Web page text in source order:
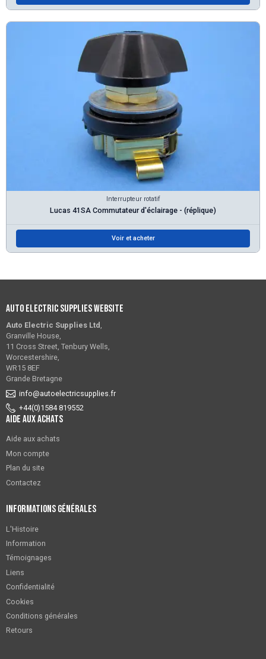
Interrupteur rotatif
Lucas 41SA Commutateur d'éclairage - (réplique)
Voir et acheter
Auto Electric Supplies Website
Auto Electric Supplies Ltd ,
Granville House,
11 Cross Street, Tenbury Wells,
Worcestershire,
WR15 8EF
Grande Bretagne
info@autoelectricsupplies.fr
+44(0)1584 819552
Aide aux achats
Aide aux achats
Mon compte
Plan du site
Contactez
Informations générales
L'Histoire
Information
Témoignages
Liens
Confidentialité
Cookies
Conditions générales
Retours